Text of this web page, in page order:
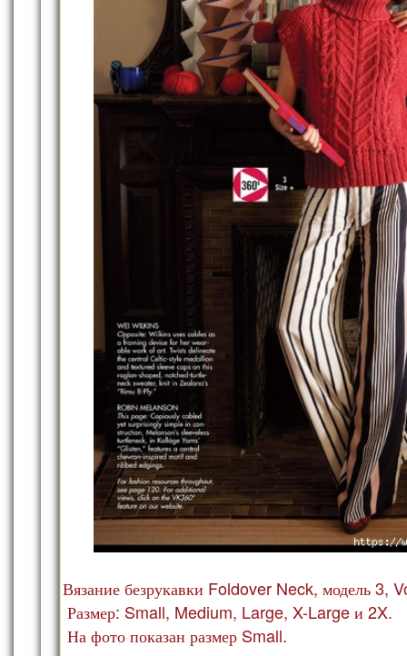
Вязание безрукавки Foldover Neck, модель 3,
Размер: Small, Medium, Large, X-Large и 2X.
На фото показан размер Small.